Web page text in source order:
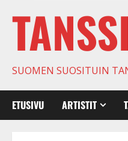
SUOMEN SUOSITUIN
ETUSIVU ARTISTIT